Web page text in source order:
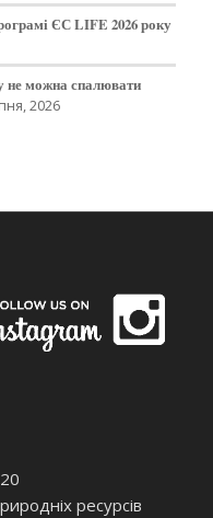
ЄС LIFE 2026 року
можна спалювати
2026
ресурсів